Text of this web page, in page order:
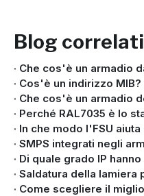
Blog correlati